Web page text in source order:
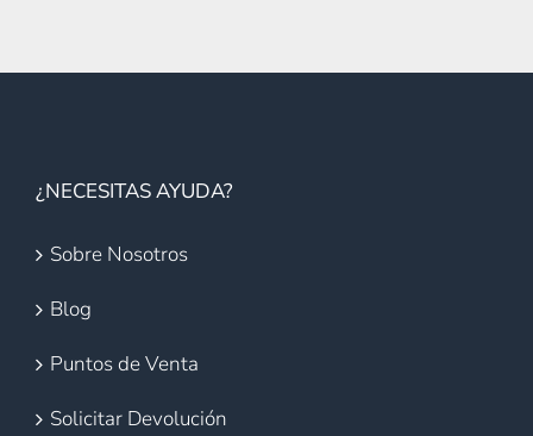
¿NECESITAS AYUDA?
Sobre Nosotros
Blog
Puntos de Venta
Solicitar Devolución